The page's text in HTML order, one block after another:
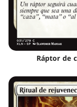
Ráptor de